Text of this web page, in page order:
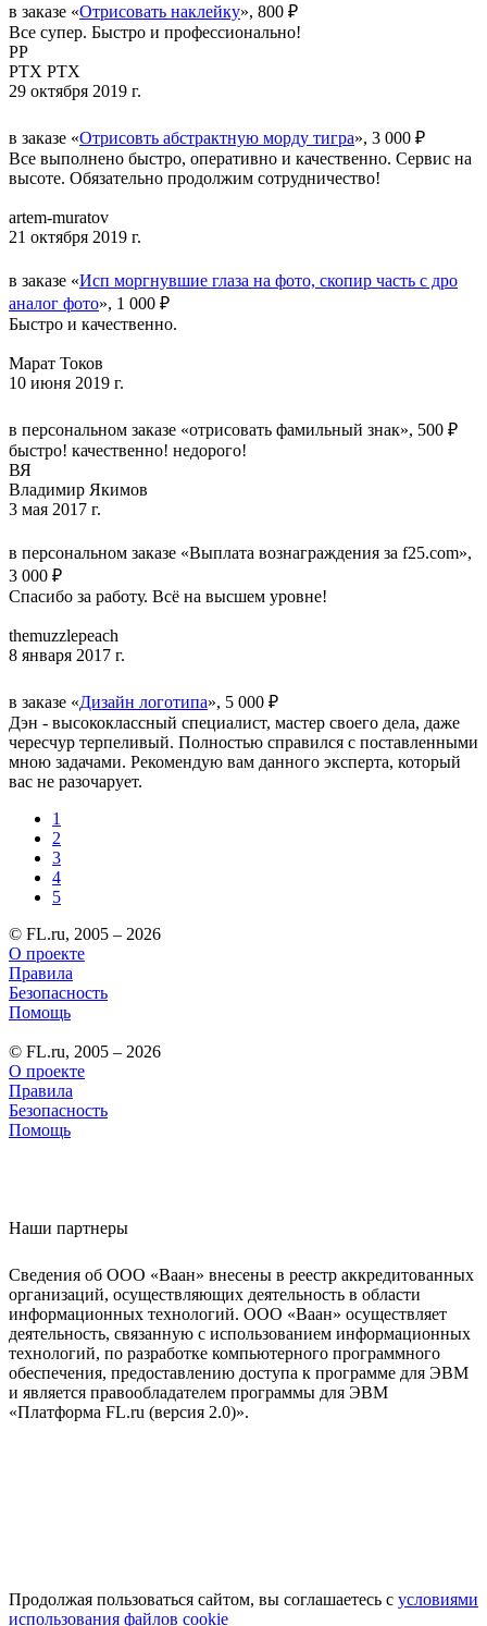
в заказе «Отрисовать наклейку», 800 ₽
Все супер. Быстро и профессионально!
РР
РТХ РТХ
29 октября 2019 г.
в заказе «Отрисовть абстрактную морду тигра», 3 000 ₽
Все выполнено быстро, оперативно и качественно. Сервис на
высоте. Обязательно продолжим сотрудничество!
artem-muratov
21 октября 2019 г.
в заказе «Исп моргнувшие глаза на фото, скопир часть с дро
аналог фото», 1 000 ₽
Быстро и качественно.
Марат Токов
10 июня 2019 г.
в персональном заказе «отрисовать фамильный знак», 500 ₽
быстро! качественно! недорого!
ВЯ
Владимир Якимов
3 мая 2017 г.
в персональном заказе «Выплата вознаграждения за f25.com»,
3 000 ₽
Спасибо за работу. Всё на высшем уровне!
themuzzlepeach
8 января 2017 г.
в заказе «Дизайн логотипа», 5 000 ₽
Дэн - высококлассный специалист, мастер своего дела, даже
чересчур терпеливый. Полностью справился с поставленными
мною задачами. Рекомендую вам данного эксперта, который
вас не разочарует.
1
2
3
4
5
© FL.ru, 2005 – 2026
О проекте
Правила
Безопасность
Помощь
© FL.ru, 2005 – 2026
О проекте
Правила
Безопасность
Помощь
Наши партнеры
Сведения об ООО «Ваан» внесены в реестр аккредитованных
организаций, осуществляющих деятельность в области
информационных технологий. ООО «Ваан» осуществляет
деятельность, связанную с использованием информационных
технологий, по разработке компьютерного программного
обеспечения, предоставлению доступа к программе для ЭВМ
и является правообладателем программы для ЭВМ
«Платформа FL.ru (версия 2.0)».
Продолжая пользоваться сайтом, вы соглашаетесь с условиями
использования файлов cookie